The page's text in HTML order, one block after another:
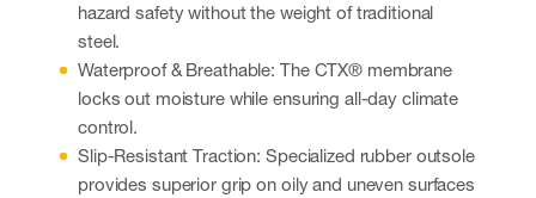
hazard safety without the weight of traditional
steel.
Waterproof & Breathable: The CTX® membrane
locks out moisture while ensuring all-day climate
control.
Slip-Resistant Traction: Specialized rubber outsole
provides superior grip on oily and uneven surfaces